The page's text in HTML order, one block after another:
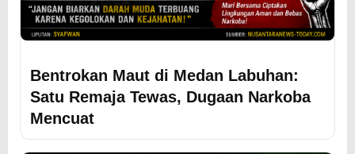
Bentrokan Maut di Medan Labuhan:
Satu Remaja Tewas, Dugaan Narkoba
Mencuat